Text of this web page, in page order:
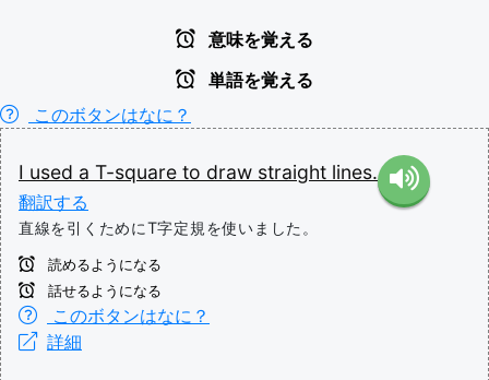
意味を覚える
単語を覚える
このボタンはなに？
I used a T-square to draw straight lines.
翻訳する
直線を引くためにT字定規を使いました。
読めるようになる
話せるようになる
このボタンはなに？
詳細